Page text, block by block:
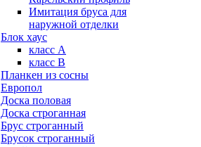
Имитация бруса для
наружной отделки
Блок хаус
класс А
класс В
Планкен из сосны
Европол
Доска половая
Доска строганная
Брус строганный
Брусок строганный